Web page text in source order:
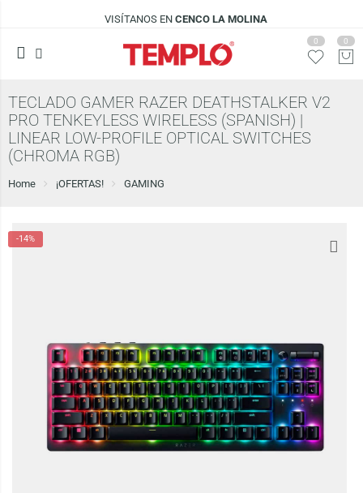
VISÍTANOS EN CENCO LA MOLINA
0 0
TECLADO GAMER RAZER DEATHSTALKER V2
PRO TENKEYLESS WIRELESS (SPANISH) |
LINEAR LOW-PROFILE OPTICAL SWITCHES
(CHROMA RGB)
Home ¡OFERTAS! GAMING
-14%